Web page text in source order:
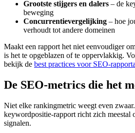
Grootste stijgers en dalers – de
beweging
Concurrentievergelijking – hoe
verhoudt tot andere domeinen
Maakt een rapport het niet eenvoudiger
is het te opgeblazen of te oppervlakkig.
bekijk de best practices voor
De SEO‑metrics die het
Niet elke rankingmetric weegt even
keywordpositie‑rapport richt zich meestal
signalen.